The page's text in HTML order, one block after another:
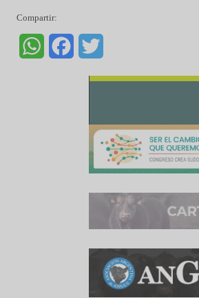
Tn.
✓ 2023/24: las compras
por fijar precio a 1,1 M Tn.
✓ Para la nueva campaña
existiendo un claro retraso
✓ La industria ha molido
FacebookTwitter